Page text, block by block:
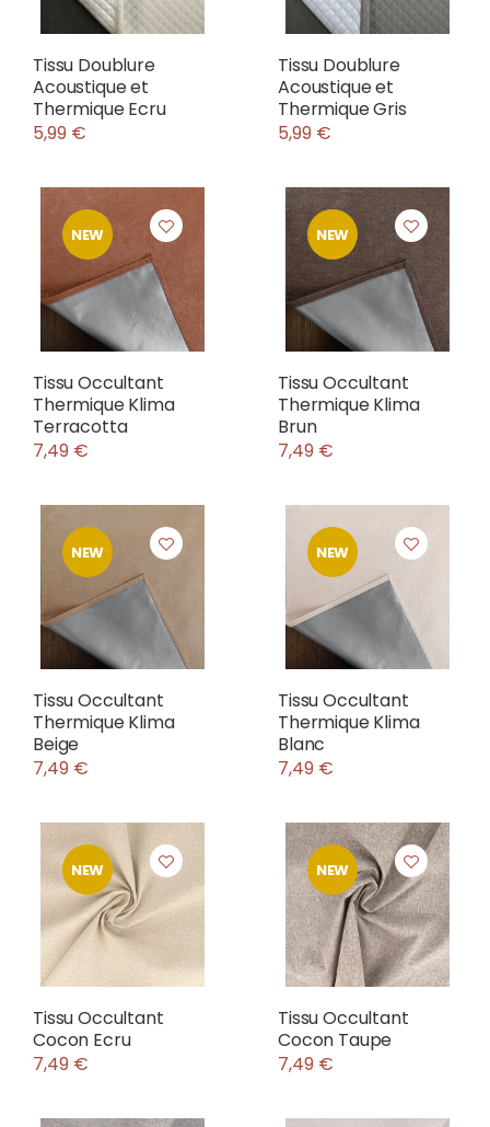
Tissu Doublure
Acoustique et
Thermique Ecru
5,99 €
Tissu Doublure
Acoustique et
Thermique Gris
5,99 €
NEW
Tissu Occultant
Thermique Klima
Terracotta
7,49 €
NEW
Tissu Occultant
Thermique Klima
Brun
7,49 €
NEW
Tissu Occultant
Thermique Klima
Beige
7,49 €
NEW
Tissu Occultant
Thermique Klima
Blanc
7,49 €
NEW
Tissu Occultant
Cocon Ecru
7,49 €
NEW
Tissu Occultant
Cocon Taupe
7,49 €